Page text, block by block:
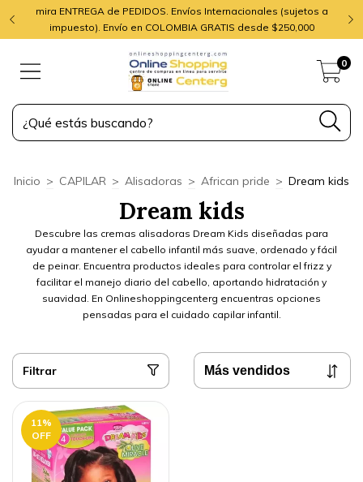
mira ENTREGA de PEDIDOS. Envíos Internacionales (sujetos a
impuesto). Envío en COLOMBIA GRATIS desde $250,000
0
Inicio > CAPILAR > Alisadoras > African pride > Dream kids
Dream kids
Descubre las cremas alisadoras Dream Kids diseñadas para
ayudar a mantener el cabello infantil más suave, ordenado y fácil
de peinar. Encuentra productos ideales para controlar el frizz y
facilitar el manejo diario del cabello, aportando hidratación y
suavidad. En Onlineshoppingcenterg encuentras opciones
pensadas para el cuidado capilar infantil.
Filtrar
11%
OFF